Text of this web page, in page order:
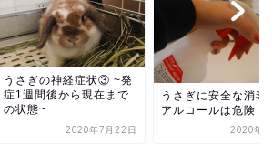
うさぎの神経症状③ ~発
症1週間後から現在まで
の状態~
2020年7月22日
うさぎに安全な消毒
アルコールは危険！
2020年3